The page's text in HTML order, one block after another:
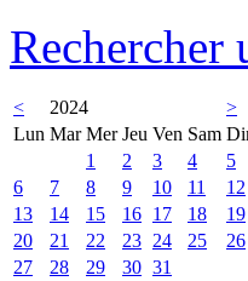
Rechercher
< 2024
>
Lun Mar Mer Jeu Ven Sam
1
2 3 4
5
6
7 8 9 10 11
12
13
14 15 16 17 18
19
20
21 22 23 24 25
26
27
28 29 30 31